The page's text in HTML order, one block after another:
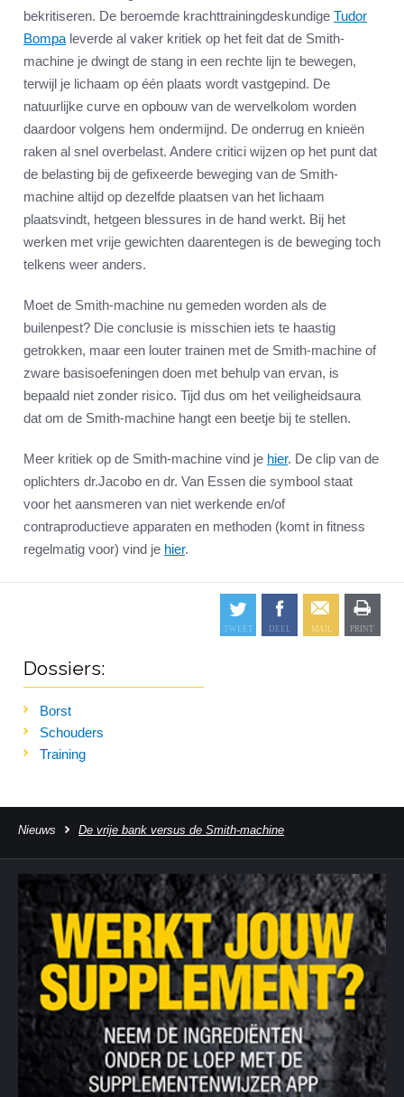
bekritiseren. De beroemde krachttrainingdeskundige Tudor
Bompa leverde al vaker kritiek op het feit dat de Smith-
machine je dwingt de stang in een rechte lijn te bewegen,
terwijl je lichaam op één plaats wordt vastgepind. De
natuurlijke curve en opbouw van de wervelkolom worden
daardoor volgens hem ondermijnd. De onderrug en knieën
raken al snel overbelast. Andere critici wijzen op het punt dat
de belasting bij de gefixeerde beweging van de Smith-
machine altijd op dezelfde plaatsen van het lichaam
plaatsvindt, hetgeen blessures in de hand werkt. Bij het
werken met vrije gewichten daarentegen is de beweging toch
telkens weer anders.
Moet de Smith-machine nu gemeden worden als de
builenpest? Die conclusie is misschien iets te haastig
getrokken, maar een louter trainen met de Smith-machine of
zware basisoefeningen doen met behulp van ervan, is
bepaald niet zonder risico. Tijd dus om het veiligheidsaura
dat om de Smith-machine hangt een beetje bij te stellen.
Meer kritiek op de Smith-machine vind je hier. De clip van de
oplichters dr.Jacobo en dr. Van Essen die symbool staat
voor het aansmeren van niet werkende en/of
contraproductieve apparaten en methoden (komt in fitness
regelmatig voor) vind je hier.
Dossiers:
Borst
Schouders
Training
Nieuws De vrije bank versus de Smith-machine